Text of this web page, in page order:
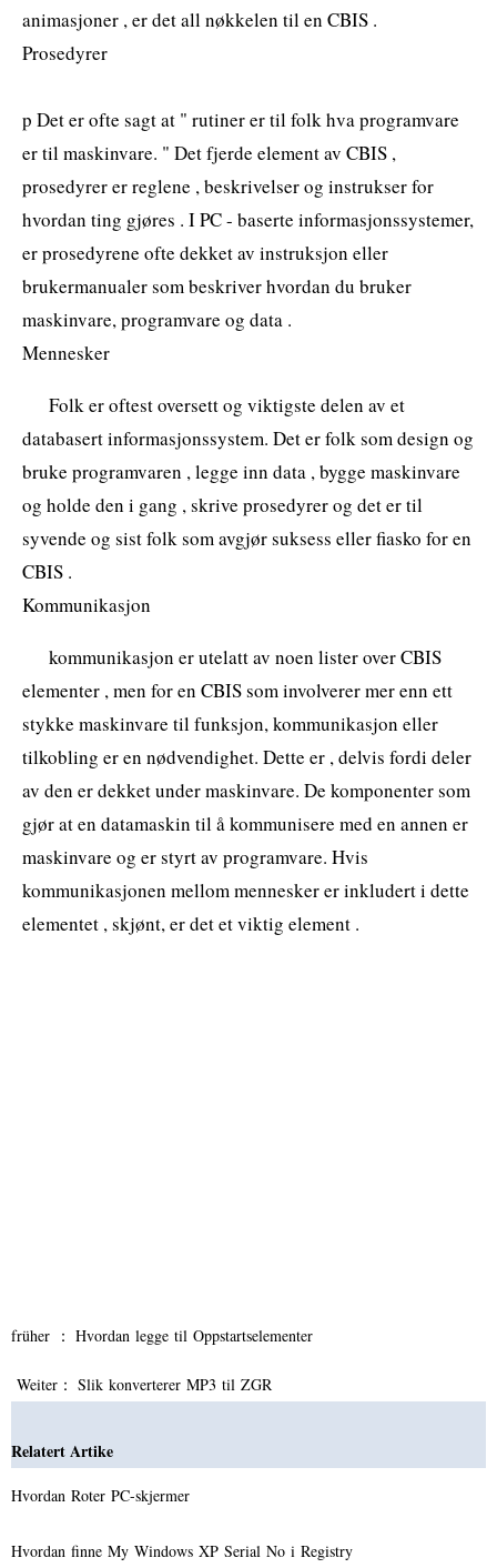
animasjoner , er det all nøkkelen til en CBIS .
Prosedyrer
p Det er ofte sagt at " rutiner er til folk hva programvare
er til maskinvare. " Det fjerde element av CBIS ,
prosedyrer er reglene , beskrivelser og instrukser for
hvordan ting gjøres . I PC - baserte informasjonssystemer,
er prosedyrene ofte dekket av instruksjon eller
brukermanualer som beskriver hvordan du bruker
maskinvare, programvare og data .
Mennesker
Folk er oftest oversett og viktigste delen av et
databasert informasjonssystem. Det er folk som design og
bruke programvaren , legge inn data , bygge maskinvare
og holde den i gang , skrive prosedyrer og det er til
syvende og sist folk som avgjør suksess eller fiasko for en
CBIS .
Kommunikasjon
kommunikasjon er utelatt av noen lister over CBIS
elementer , men for en CBIS som involverer mer enn ett
stykke maskinvare til funksjon, kommunikasjon eller
tilkobling er en nødvendighet. Dette er , delvis fordi deler
av den er dekket under maskinvare. De komponenter som
gjør at en datamaskin til å kommunisere med en annen er
maskinvare og er styrt av programvare. Hvis
kommunikasjonen mellom mennesker er inkludert i dette
elementet , skjønt, er det et viktig element .
früher ： Hvordan legge til Oppstartselementer
Weiter： Slik konverterer MP3 til ZGR
Relatert Artike
Hvordan Roter PC-skjermer
Hvordan finne My Windows XP Serial No i Registry